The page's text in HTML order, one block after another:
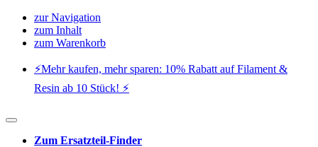
zur Navigation
zum Inhalt
zum Warenkorb
⚡️Mehr kaufen, mehr sparen: 10% Rabatt auf Filament &
Resin ab 10 Stück! ⚡️
Zum Ersatzteil-Finder